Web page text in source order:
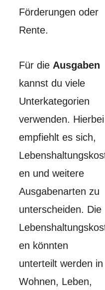
Förderungen oder
Rente.
Für die Ausgaben
kannst du viele
Unterkategorien
verwenden. Hierbei
empfiehlt es sich,
en und weitere
Ausgabenarten zu
unterscheiden. Die
en könnten
unterteilt werden in
Wohnen, Leben,